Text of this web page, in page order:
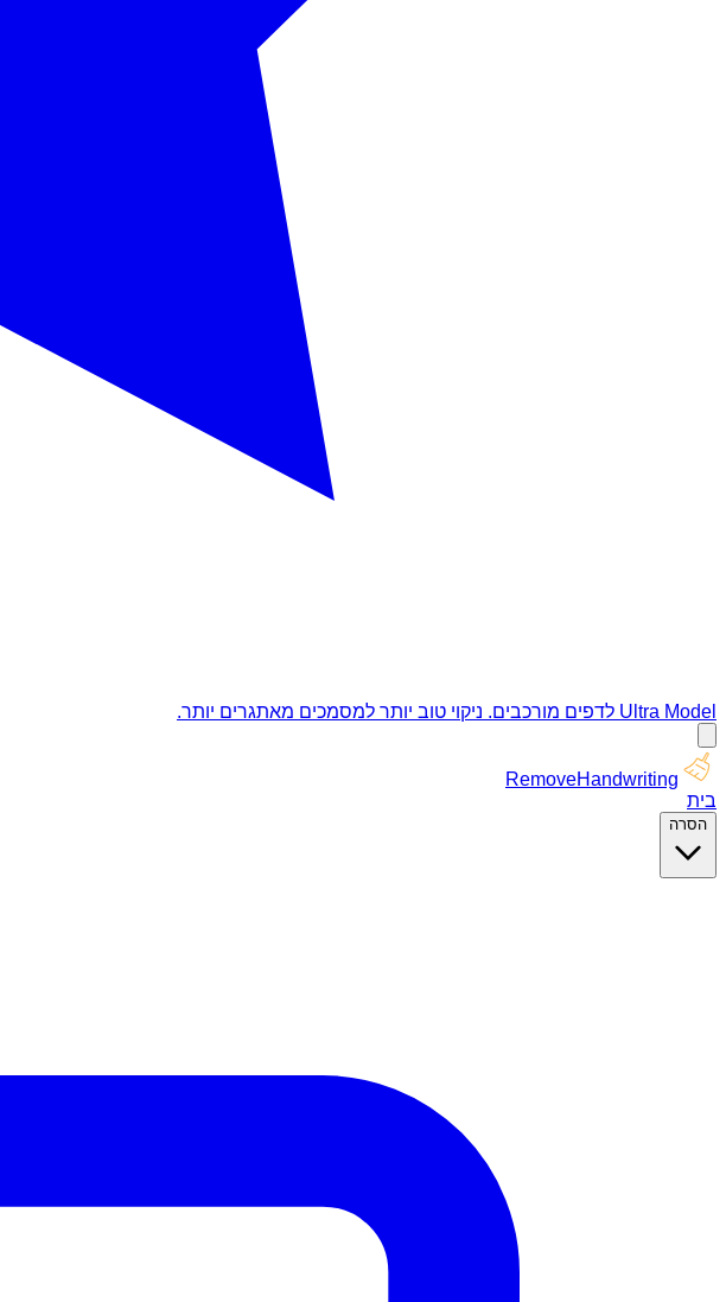
Ultra Model לדפים מורכבים. ניקוי טוב יותר למסמכים מאתגרים יותר.
RemoveHandwriting
בית
הסרה